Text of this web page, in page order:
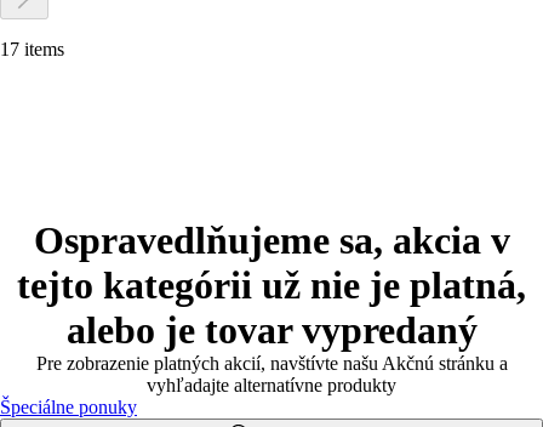
17 items
Ospravedlňujeme sa, akcia v
tejto kategórii už nie je platná,
alebo je tovar vypredaný
Pre zobrazenie platných akcií, navštívte našu Akčnú stránku a
vyhľadajte alternatívne produkty
Špeciálne ponuky